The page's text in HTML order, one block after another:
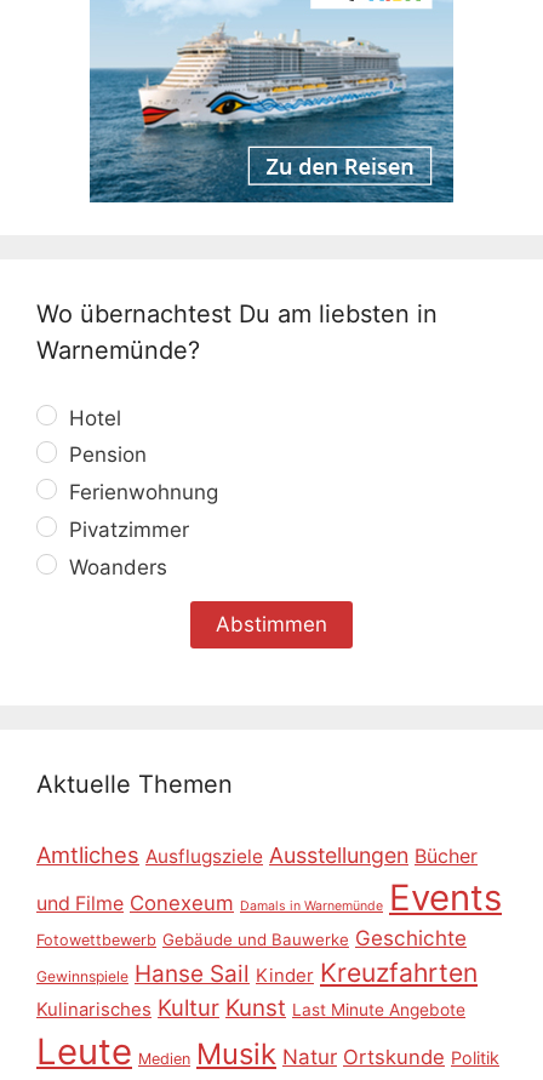
Wo übernachtest Du am liebsten in
Warnemünde?
Hotel
Pension
Ferienwohnung
Pivatzimmer
Woanders
Aktuelle Themen
Amtliches Ausflugsziele Ausstellungen Bücher
und Filme Conexeum Damals in Warnemünde Events
Fotowettbewerb Gebäude und Bauwerke Geschichte
Gewinnspiele Hanse Sail Kinder Kreuzfahrten
Kulinarisches Kultur Kunst Last Minute Angebote
Leute Medien Musik Natur Ortskunde Politik